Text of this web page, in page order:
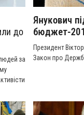
до
за
не
Янукович
бюджет-
Президент
Закон про